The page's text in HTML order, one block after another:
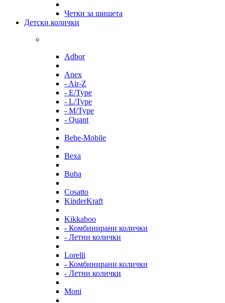
Четки за шишета
Детски колички
Adbor
Anex
- Air-Z
- E/Type
- L/Type
- M/Type
- Quant
Bebe-Mobile
Bexa
Buba
Cosatto
KinderKraft
Kikkaboo
- Комбинирани колички
- Летни колички
Lorelli
- Комбинирани колички
- Летни колички
Moni